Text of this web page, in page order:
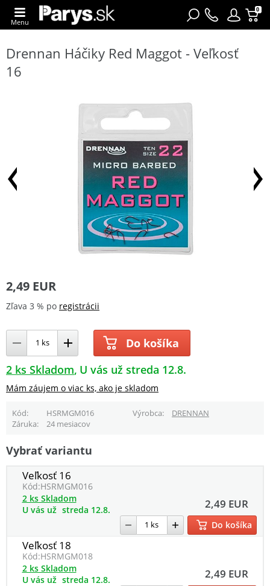
0
Menu
Drennan Háčiky Red Maggot - Veľkosť
16
2,49 EUR
Zľava 3 % po registrácii
Do košíka
2 ks Skladom U vás už streda 12.8.
Mám záujem o viac ks, ako je skladom
Kód HSRMGM016 Výrobca
DRENNAN
Záruka
24 mesiacov
Vybrať variantu
Veľkosť 16
Kód:HSRMGM016
2,49 EUR
2 ks Skladom
U vás už streda 12.8.
Do košíka
Veľkosť 18
Kód:HSRMGM018
2,49 EUR
2 ks Skladom
U vás už streda 12.8.